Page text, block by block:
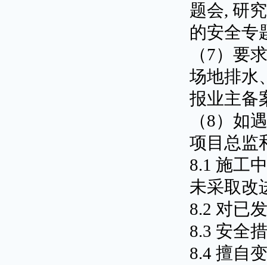
题会, 研
的安全专
（7）要
场地排水
报业主备
（8）如
项目总监
8.1 施工
未采取改
8.2 对已
8.3 安全
8.4 擅自